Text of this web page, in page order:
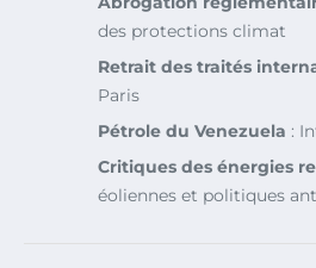
des protections climat
Retrait des traités
Paris
Pétrole du Venezuela :
Critiques des énergies
éoliennes et politiques